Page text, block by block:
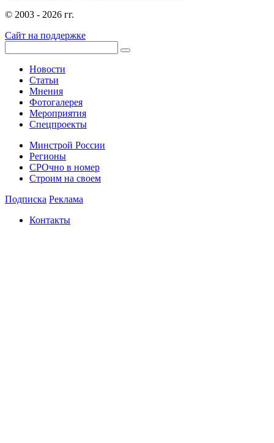
© 2003 - 2026 гг.
Сайт на поддержке
Новости
Статьи
Мнения
Фотогалерея
Мероприятия
Спецпроекты
Минстрой России
Регионы
СРОчно в номер
Строим на своем
Подписка Реклама
Контакты